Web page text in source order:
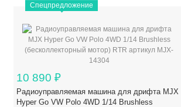
Спецпредложение
10 890 ₽
Радиоуправляемая машина для дрифта MJX
Hyper Go VW Polo 4WD 1/14 Brushless